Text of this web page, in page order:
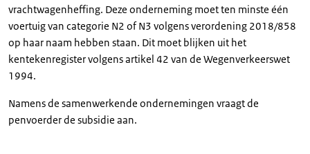
vrachtwagenheffing. Deze onderneming moet ten minste één
voertuig van categorie N2 of N3 volgens verordening 2018/858
op haar naam hebben staan. Dit moet blijken uit het
kentekenregister volgens artikel 42 van de Wegenverkeerswet
1994.
Namens de samenwerkende ondernemingen vraagt de
penvoerder de subsidie aan.